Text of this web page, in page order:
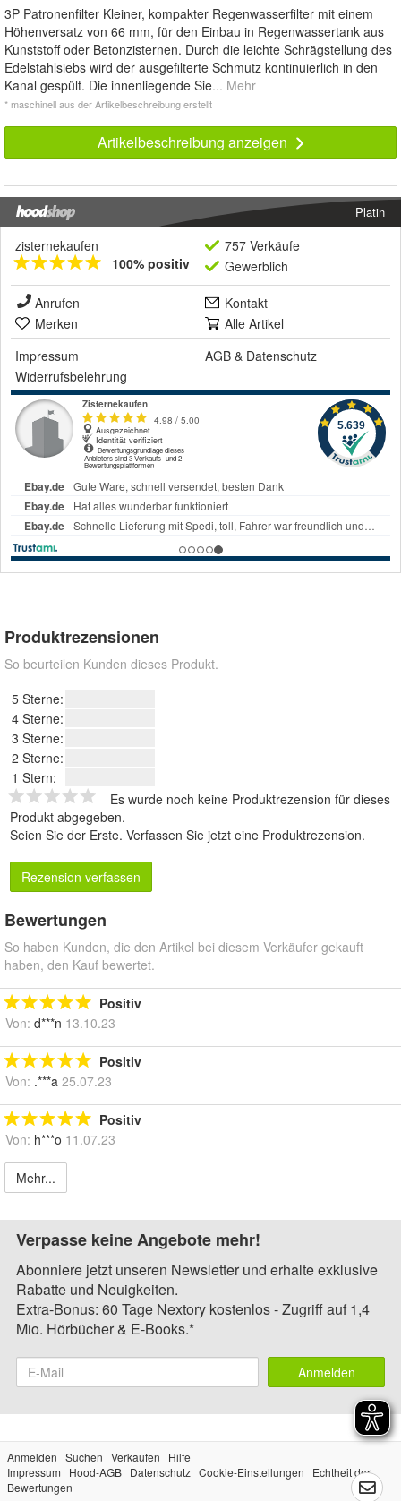
3P Patronenfilter Kleiner, kompakter Regenwasserfilter mit einem
Höhenversatz von 66 mm, für den Einbau in Regenwassertank aus
Kunststoff oder Betonzisternen. Durch die leichte Schrägstellung des
Edelstahlsiebs wird der ausgefilterte Schmutz kontinuierlich in den
Kanal gespült. Die innenliegende Sie... Mehr
* maschinell aus der Artikelbeschreibung erstellt
Artikelbeschreibung anzeigen
Platin
zisternekaufen
100% positiv
757 Verkäufe
Gewerblich
Anrufen
Kontakt
Merken
Alle Artikel
Impressum
AGB & Datenschutz
Widerrufsbelehrung
Produktrezensionen
So beurteilen Kunden dieses Produkt.
5 Sterne:
4 Sterne:
3 Sterne:
2 Sterne:
1 Stern:
Es wurde noch keine Produktrezension für dieses
Produkt abgegeben.
Seien Sie der Erste. Verfassen Sie jetzt eine Produktrezension.
Rezension verfassen
Bewertungen
So haben Kunden, die den Artikel bei diesem Verkäufer gekauft
haben, den Kauf bewertet.
Positiv
Von: d***n 13.10.23
Positiv
Von: .***a 25.07.23
Positiv
Von: h***o 11.07.23
Mehr...
Verpasse keine Angebote mehr!
Abonniere jetzt unseren Newsletter und erhalte exklusive
Rabatte und Neuigkeiten.
Extra-Bonus: 60 Tage Nextory kostenlos - Zugriff auf 1,4
Mio. Hörbücher & E-Books.*
Anmelden
Anmelden Suchen Verkaufen
Hilfe
Impressum
Hood-AGB Datenschutz Cookie-Einstellungen
Echtheit der
Bewertungen